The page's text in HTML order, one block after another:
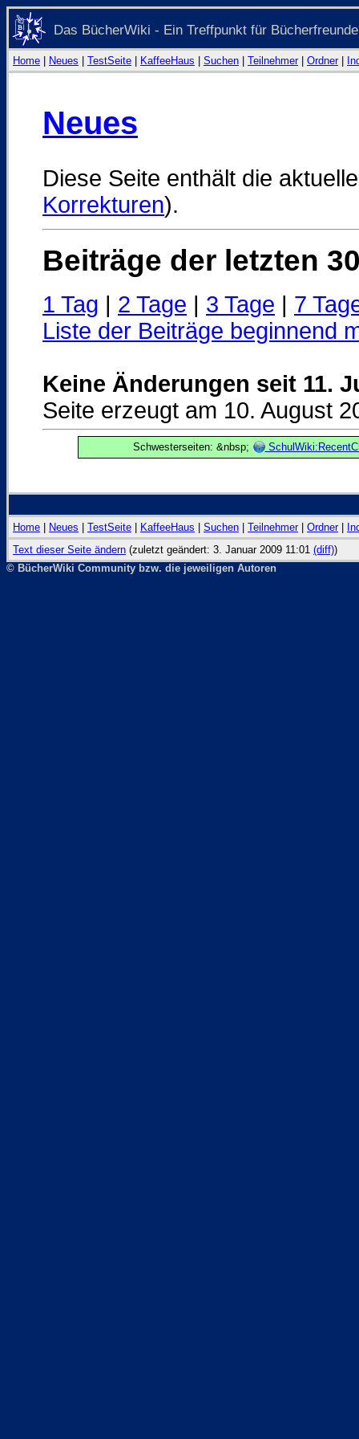
Das BücherWiki - Ein Treffpunkt für Bücherfreunde
Home Neues TestSeite KaffeeHaus Suchen Teilnehmer| Ordner|
Neues
Diese Seite enthält die
Korrekturen).
Beiträge der letzten
1 Tag | 2 Tage | 3 Tage | 7
Liste der Beiträge beginnend
Keine Änderungen seit 11.
Seite erzeugt am 10. August
Schwesterseiten: &nbsp;
Home Neues TestSeite KaffeeHaus Suchen Teilnehmer| Ordner|
Text dieser Seite ändern (zuletzt geändert: 3. Januar 2009 11:01 (diff))
© BücherWiki Community bzw. die jeweiligen Autoren